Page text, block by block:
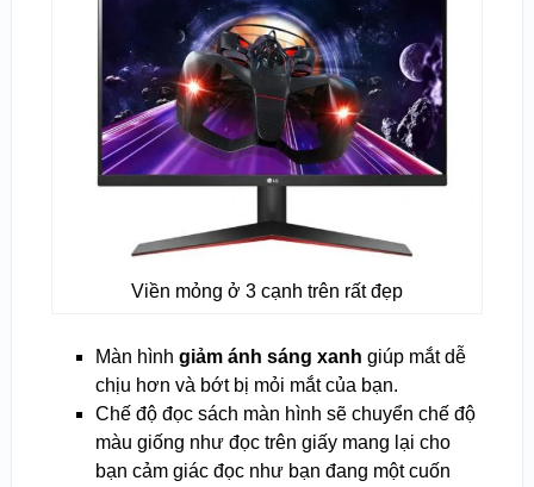
Viền mỏng ở 3 cạnh trên rất đẹp
Màn hình giảm ánh sáng xanh giúp mắt dễ
chịu hơn và bớt bị mỏi mắt của bạn.
Chế độ đọc sách màn hình sẽ chuyển chế độ
màu giống như đọc trên giấy mang lại cho
bạn cảm giác đọc như bạn đang một cuốn